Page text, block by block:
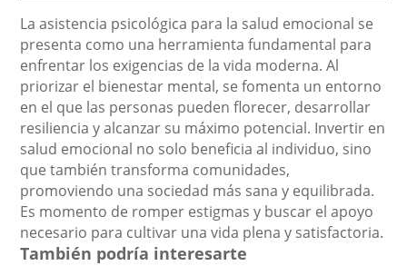
La asistencia psicológica para la salud emocional se
presenta como una herramienta fundamental para
enfrentar los exigencias de la vida moderna. Al
priorizar el bienestar mental, se fomenta un entorno
en el que las personas pueden florecer, desarrollar
resiliencia y alcanzar su máximo potencial. Invertir en
salud emocional no solo beneficia al individuo, sino
que también transforma comunidades,
promoviendo una sociedad más sana y equilibrada.
Es momento de romper estigmas y buscar el apoyo
necesario para cultivar una vida plena y satisfactoria.
También podría interesarte